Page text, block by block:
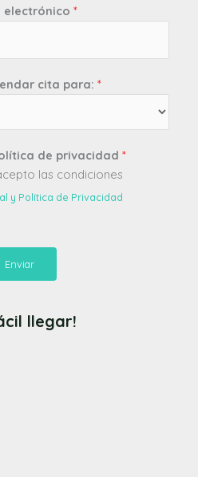
electrónico *
cita para: *
de privacidad *
las condiciones
y Política de Privacidad
Enviar
llegar!